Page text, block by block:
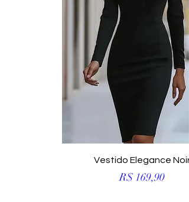
Vestido Elegance Noir
Preço
R$ 169,90